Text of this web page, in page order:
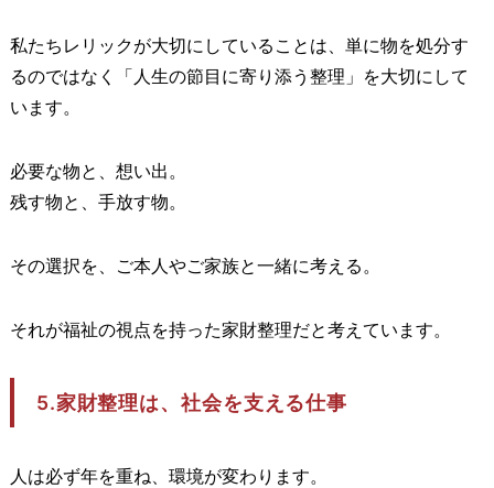
私たちレリックが大切にしていることは、単に物を処分す
るのではなく「人生の節目に寄り添う整理」を大切にして
います。
必要な物と、想い出。
残す物と、手放す物。
その選択を、ご本人やご家族と一緒に考える。
それが福祉の視点を持った家財整理だと考えています。
5.家財整理は、社会を支える仕事
人は必ず年を重ね、環境が変わります。